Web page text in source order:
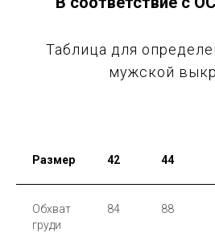
Таблица для
мужской
Размер 42 44
Обхват
груди
84 88